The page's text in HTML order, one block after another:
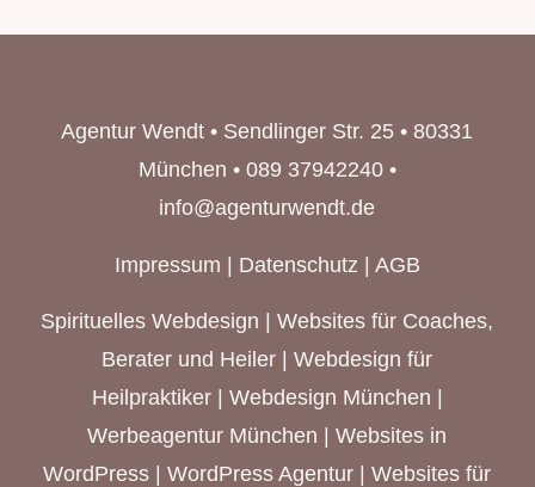
Agentur Wendt • Sendlinger Str. 25 • 80331
München • 089 37942240 •
info@agenturwendt.de
Impressum | Datenschutz | AGB
Spirituelles Webdesign |Websites für Coaches,
Berater und Heiler |Webdesign für
Heilpraktiker| Webdesign München |
Werbeagentur München | Websites in
WordPress | WordPress Agentur |Websites für